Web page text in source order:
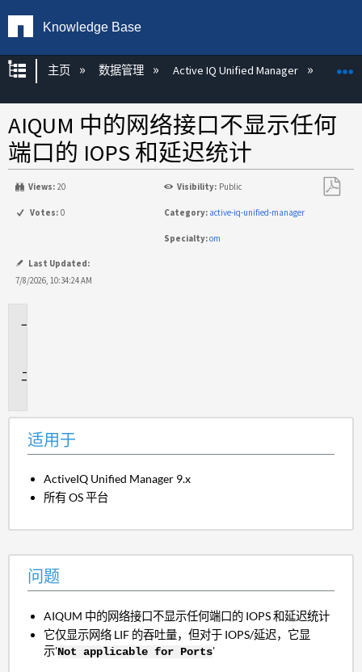
Knowledge Base
扩展/隐缩全局层次
主页 数据管理 Active IQ Unified Manager
AIQUM 中的网络接口不显示任何
端口的 IOPS 和延迟统计
Views: 20 Visibility: Public
Votes: 0 Category: active-iq-unified-manager
Specialty:om
Last Updated:
7/8/2026, 10:34:24 AM
适用于
ActiveIQ Unified Manager 9.x
所有 OS 平台
问题
AIQUM 中的网络接口不显示任何端口的 IOPS 和延迟统计
它仅显示网络 LIF 的吞吐量，但对于 IOPS/延迟，它显
示'Not applicable for Ports'